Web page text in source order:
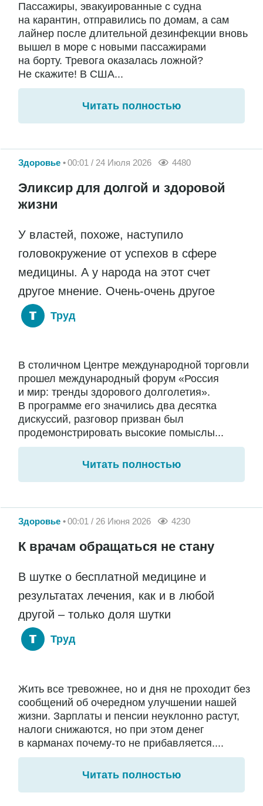
Пассажиры, эвакуированные с судна
на карантин, отправились по домам, а сам
лайнер после длительной дезинфекции вновь
вышел в море с новыми пассажирами
на борту. Тревога оказалась ложной?
Не скажите! В США...
Читать полностью
Здоровье 00:01 / 24 Июля 2026 4480
Эликсир для долгой и здоровой
жизни
У властей, похоже, наступило
головокружение от успехов в сфере
медицины. А у народа на этот счет
другое мнение. Очень-очень другое
Труд
В столичном Центре международной торговли
прошел международный форум «Россия
и мир: тренды здорового долголетия».
В программе его значились два десятка
дискуссий, разговор призван был
продемонстрировать высокие помыслы...
Читать полностью
Здоровье 00:01 / 26 Июня 2026 4230
К врачам обращаться не стану
В шутке о бесплатной медицине и
результатах лечения, как и в любой
другой – только доля шутки
Труд
Жить все тревожнее, но и дня не проходит без
сообщений об очередном улучшении нашей
жизни. Зарплаты и пенсии неуклонно растут,
налоги снижаются, но при этом денег
в карманах почему-то не прибавляется....
Читать полностью